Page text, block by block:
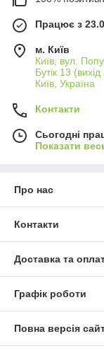
Працює з
м. Київ
Київ, вул.
Бутік 13
Київ, Україна
Контакти
Сьогодні
Показати
Про нас
Контакти
Доставка та
Графік роботи
Повна версія